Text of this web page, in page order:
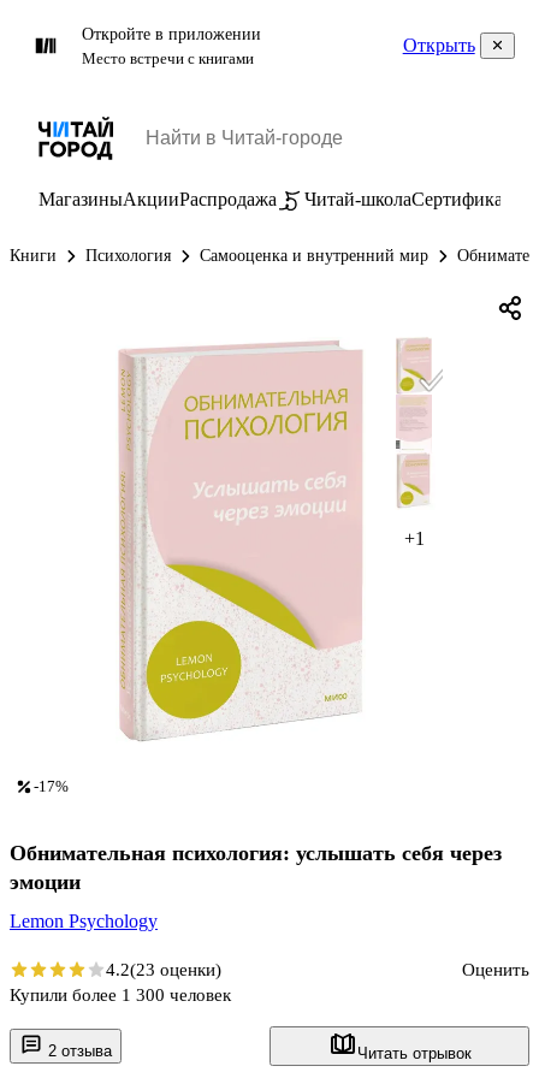
Откройте в приложении
Место встречи с книгами
Открыть
МагазиныАкцииРаспродажа Читай-школаСертификаты
Книги Психология Самооценка и внутренний мир
+1
2 отзыва Читать отрывок
-17%
Обнимательная психология: услышать себя через
эмоции
Lemon Psychology
4.2(23 оценки)
Оценить
Купили более 1 300 человек